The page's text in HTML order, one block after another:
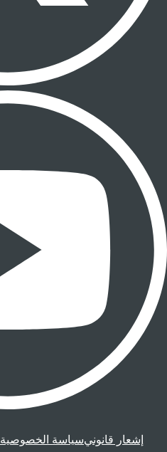
إشعار قانونيسياسة الخصوصية